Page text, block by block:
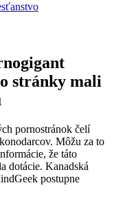
stránky mali
pornostránok čelí
Môžu za to
že táto
dotácie. Kanadská
postupne